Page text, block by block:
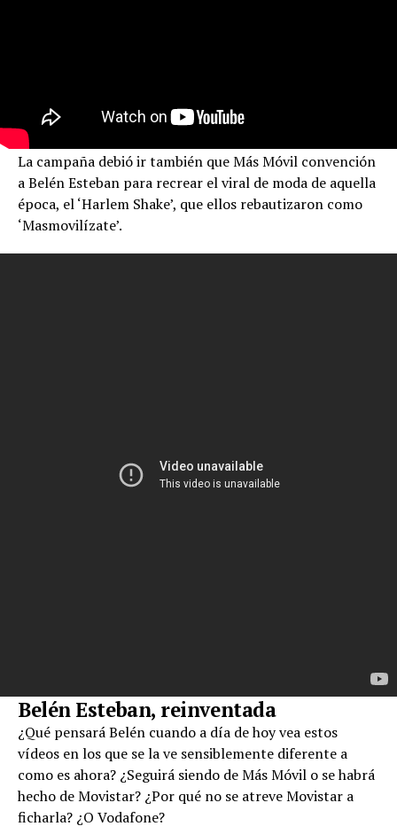
La campaña debió ir también que Más Móvil convención
a Belén Esteban para recrear el viral de moda de aquella
época, el ‘Harlem Shake’, que ellos rebautizaron como
‘Masmovilízate’.
Belén Esteban, reinventada
¿Qué pensará Belén cuando a día de hoy vea estos
vídeos en los que se la ve sensiblemente diferente a
como es ahora? ¿Seguirá siendo de Más Móvil o se habrá
hecho de Movistar? ¿Por qué no se atreve Movistar a
ficharla? ¿O Vodafone?